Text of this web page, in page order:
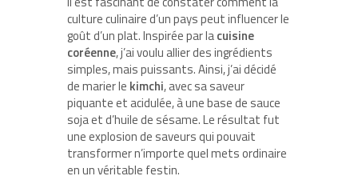
culture culinaire d’un pays peut influencer le
goût d’un plat. Inspirée par lacuisine
coréenne, j’ai voulu allier des ingrédients
simples, mais puissants. Ainsi, j’ai décidé
de marier le kimchi, avec sa saveur
piquante et acidulée, à une base de sauce
soja et d’huile de sésame. Le résultat fut
une explosion de saveurs qui pouvait
transformer n’importe quel mets ordinaire
en un véritable festin.